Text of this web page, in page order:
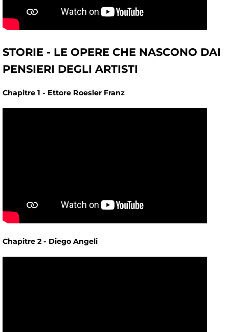
STORIE - LE OPERE CHE NASCONO DAI
PENSIERI DEGLI ARTISTI
Chapitre 1 - Ettore Roesler Franz
Chapitre 2 - Diego Angeli